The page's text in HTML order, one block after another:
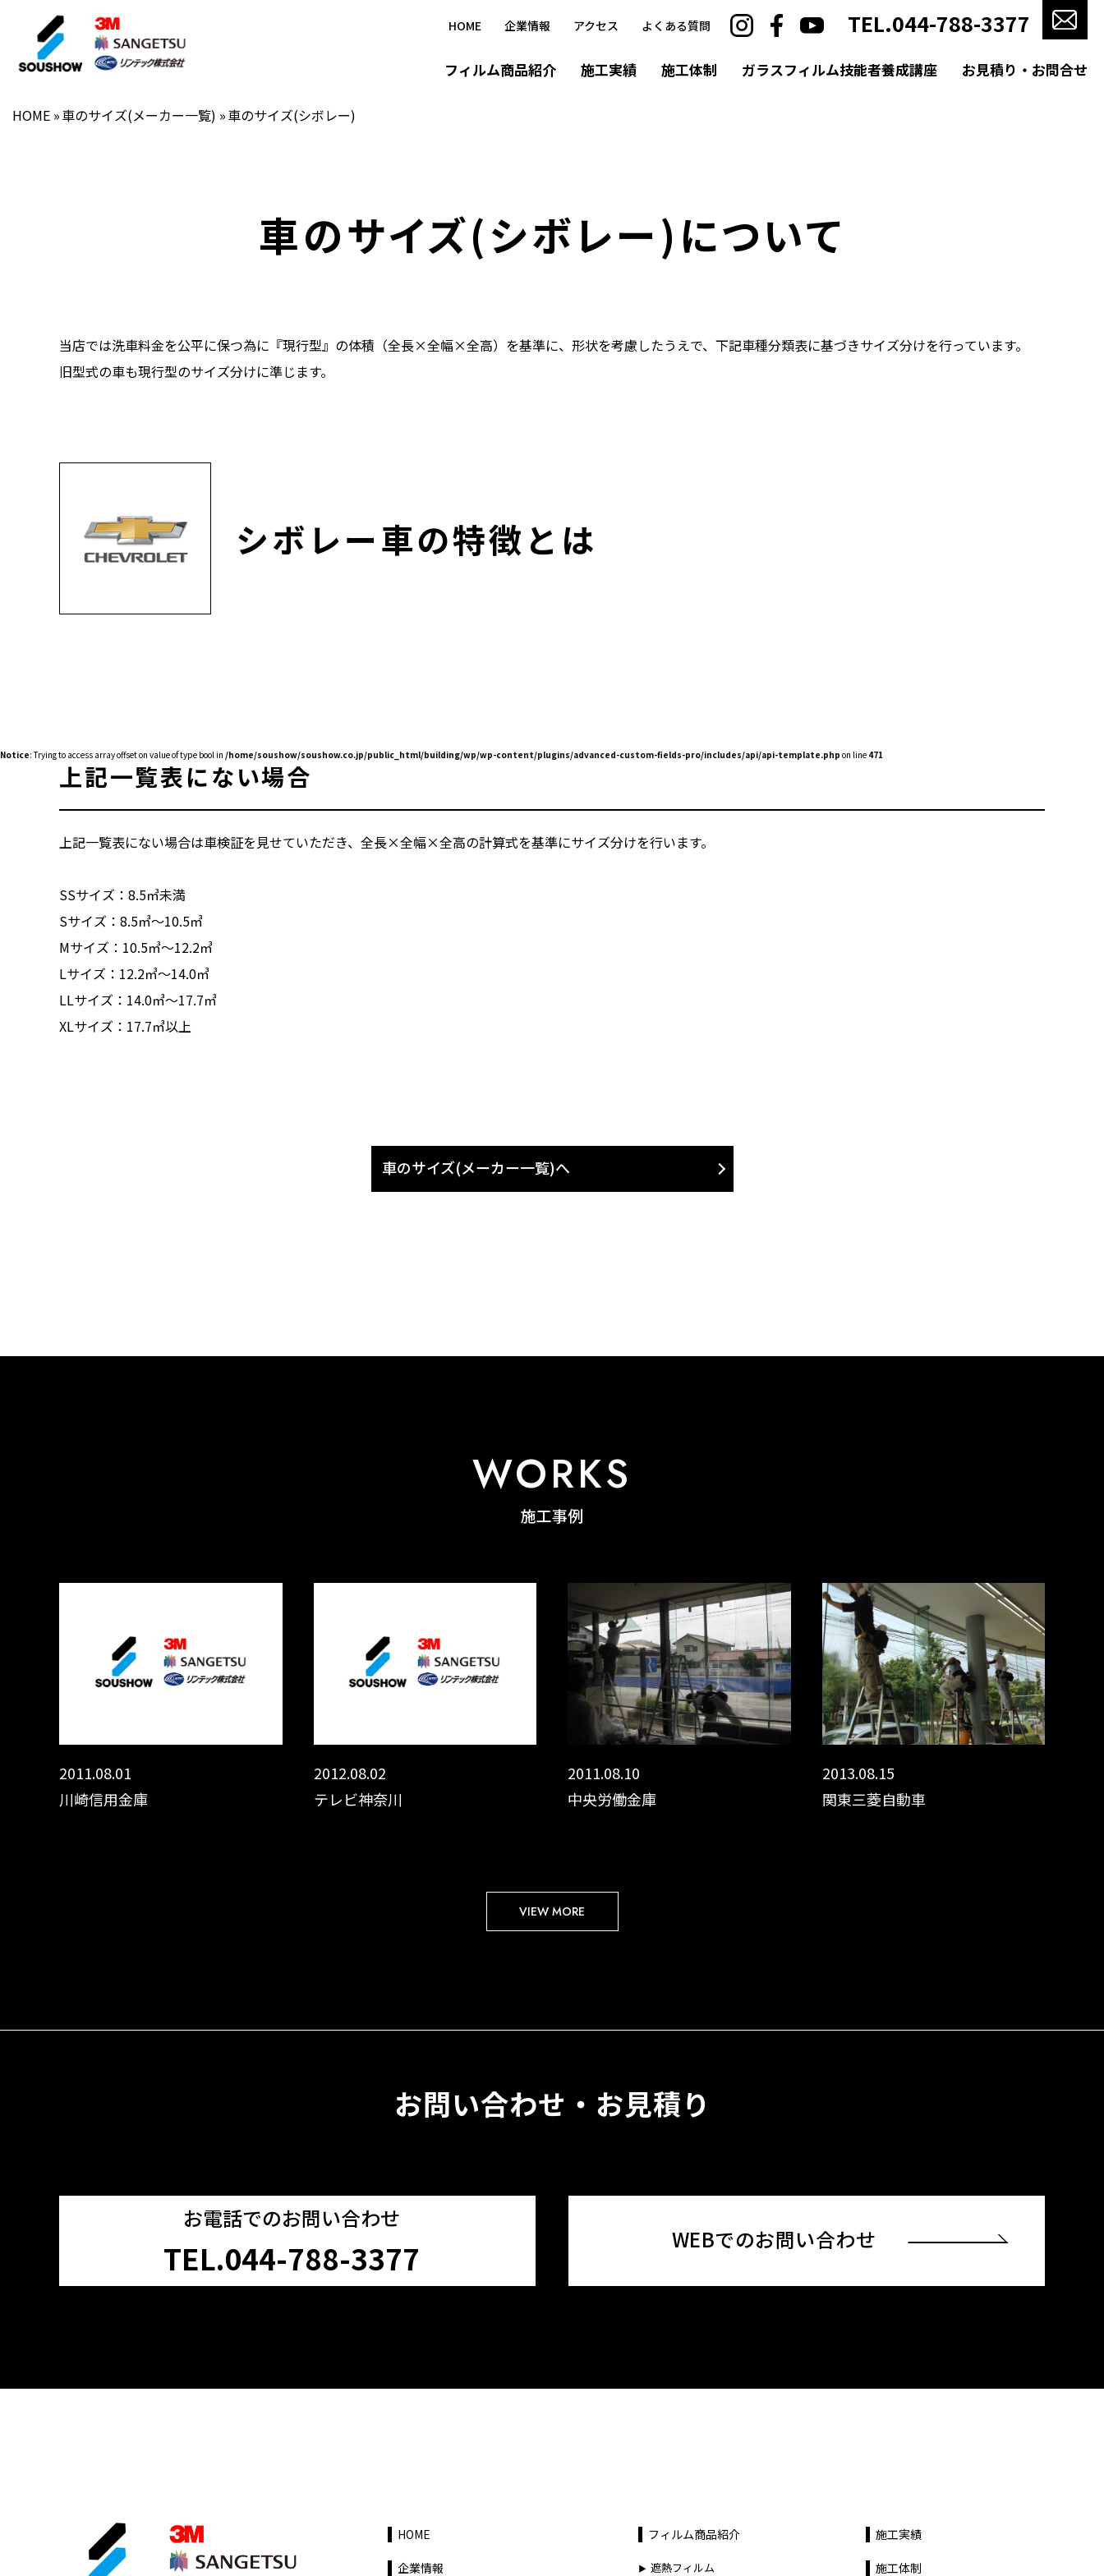
HOME 企業情報 アクセス よくある質問 TEL.044-788-3377
フィルム商品紹介
遮熱フィルム
施工実績 施工体制 ガラスフィルム技能者養成講座 お見積り・お問合せ
HOME 車のサイズ(メーカー一覧) 車のサイズ(シボレー)
車のサイズ(シボレー)について
当店では洗車料金を公平に保つ為に『現行型』の体積（全長×全幅×全高）を基準に、形状を考慮したうえで、下記車種分類表に基づきサイズ分けを行っています。
旧型式の車も現行型のサイズ分けに準じます。
シボレー車の特徴とは
Notice: Trying to access array offset on value of type bool in /home/soushow/soushow.co.jp/public_html/building/wp/wp-content/plugins/advanced-custom-fields-pro/includes/api/api-template.php on line 471
上記一覧表にない場合
上記一覧表にない場合は車検証を見せていただき、全長×全幅×全高の計算式を基準にサイズ分けを行います。
SSサイズ：8.5㎥未満
Sサイズ：8.5㎥～10.5㎥
Mサイズ：10.5㎥～12.2㎥
Lサイズ：12.2㎥～14.0㎥
LLサイズ：14.0㎥～17.7㎥
XLサイズ：17.7㎥以上
車のサイズ(メーカー一覧)へ
WORKS
施工事例
2011.08.01
川崎信用金庫
2012.08.02
テレビ神奈川
2011.08.10
中央労働金庫
2013.08.15
関東三菱自動車
VIEW MORE
お問い合わせ・お見積り
お電話でのお問い合わせ
TEL.044-788-3377 WEBでのお問い合わせ
HOME
企業情報
フィルム商品紹介
遮熱フィルム
施工実績
施工体制